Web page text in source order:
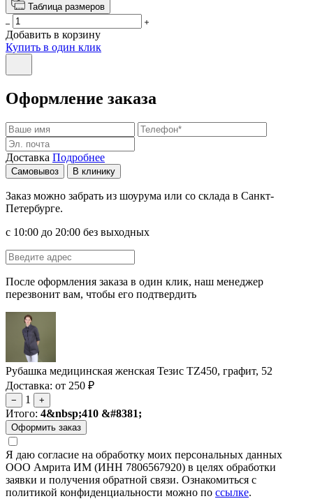
Таблица размеров
Добавить в корзину
Купить в один клик
Оформление заказа
Доставка Подробнее
Самовывоз В клинику
Заказ можно забрать из шоурума или со склада в Санкт-
Петербурге.
с 10:00 до 20:00 без выходных
После оформления заказа в один клик, наш менеджер
перезвонит вам, чтобы его подтвердить
Рубашка медицинская женская Тезис TZ450, графит, 52
Доставка: от 250 ₽
− 1 +
Итого: 4&nbsp;410 &#8381;
Я даю согласие на обработку моих персональных данных
ООО Амрита ИМ (ИНН 7806567920) в целях обработки
заявки и получения обратной связи. Ознакомиться с
политикой конфиденциальности можно по ссылке.